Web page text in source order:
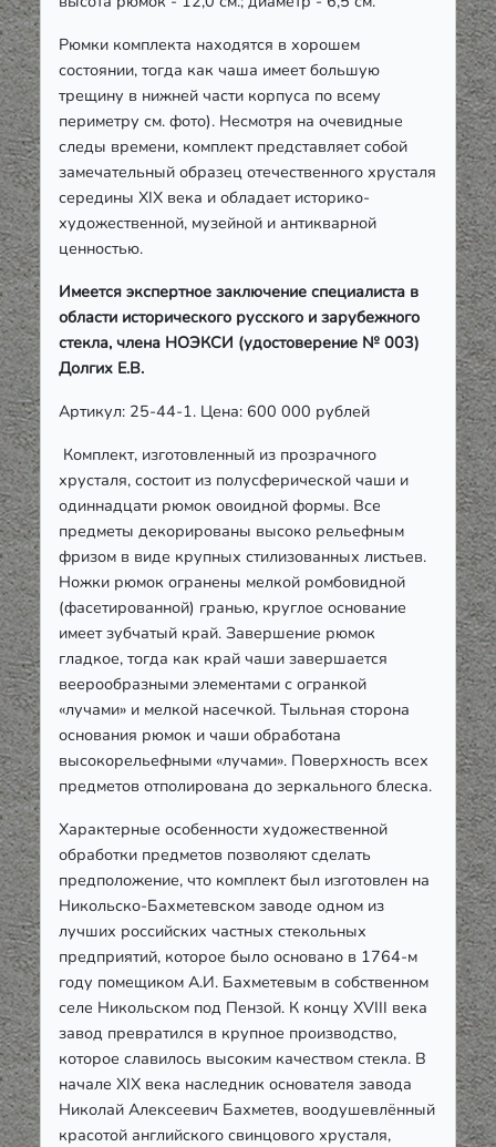
Рюмки комплекта находятся в хорошем
состоянии, тогда как чаша имеет большую
трещину в нижней части корпуса по всему
периметру см. фото). Несмотря на очевидные
следы времени, комплект представляет собой
замечательный образец отечественного хрусталя
середины ХІХ века и обладает историко-
художественной, музейной и антикварной
ценностью.
Имеется экспертное заключение специалиста в
области исторического русского и зарубежного
стекла, члена НОЭКСИ (удостоверение № 003)
Долгих Е.В.
Артикул: 25-44-1. Цена: 600 000 рублей
Комплект, изготовленный из прозрачного
хрусталя, состоит из полусферической чаши и
одиннадцати рюмок овоидной формы. Все
предметы декорированы высоко рельефным
фризом в виде крупных стилизованных листьев.
Ножки рюмок огранены мелкой ромбовидной
(фасетированной) гранью, круглое основание
имеет зубчатый край. Завершение рюмок
гладкое, тогда как край чаши завершается
веерообразными элементами с огранкой
«лучами» и мелкой насечкой. Тыльная сторона
основания рюмок и чаши обработана
высокорельефными «лучами». Поверхность всех
предметов отполирована до зеркального блеска.
Характерные особенности художественной
обработки предметов позволяют сделать
предположение, что комплект был изготовлен на
Никольско-Бахметевском заводе одном из
лучших российских частных стекольных
предприятий, которое было основано в 1764-м
году помещиком А.И. Бахметевым в собственном
селе Никольском под Пензой. К концу XVIII века
завод превратился в крупное производство,
которое славилось высоким качеством стекла. В
начале XIX века наследник основателя завода
Николай Алексеевич Бахметев, воодушевлённый
красотой английского свинцового хрусталя,